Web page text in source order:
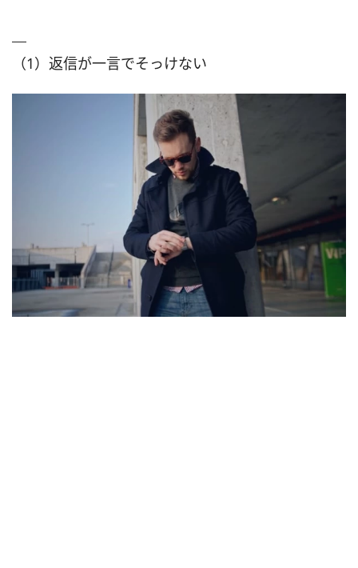
（1）返信が一言でそっけない